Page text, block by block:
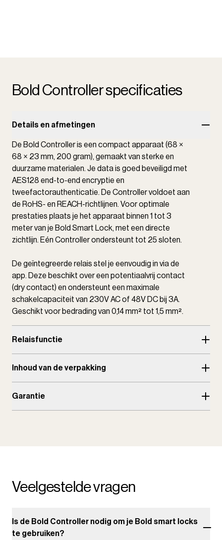
Bold Controller specificaties
Details en afmetingen
De Bold Controller is een compact apparaat (68 ×
68 × 23 mm, 200 gram), gemaakt van sterke en
duurzame materialen. Je data is goed beveiligd met
AES128 end-to-end encryptie en
tweefactorauthenticatie. De Controller voldoet aan
de RoHS- en REACH-richtlijnen. Voor optimale
prestaties plaats je het apparaat binnen 1 tot 3
meter van je Bold Smart Lock, met een directe
zichtlijn. Eén Controller ondersteunt tot 25 sloten.
De geïntegreerde relais stel je eenvoudig in via de
app. Deze beschikt over een potentiaalvrij contact
(dry contact) en ondersteunt een maximale
schakelcapaciteit van 230V AC of 48V DC bij 3A.
Geschikt voor bedrading van 0,14 mm² tot 1,5 mm².
Relaisfunctie
Inhoud van de verpakking
Garantie
Veelgestelde vragen
Is de Bold Controller nodig om je Bold smart locks
te gebruiken?